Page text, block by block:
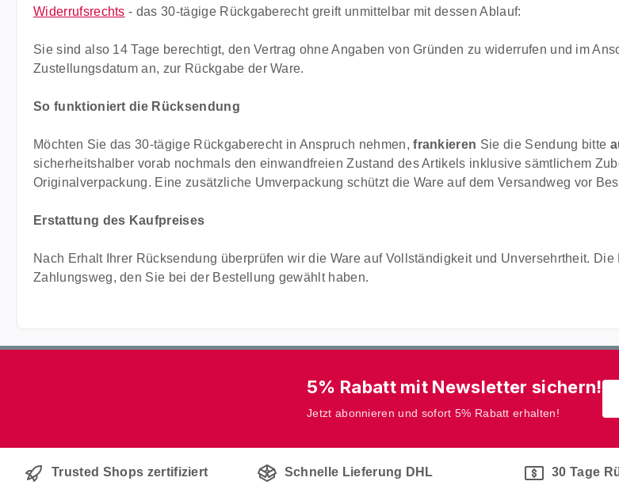
Widerrufsrechts - das 30-tägige Rückgaberecht greift unmittelbar mit dessen Ablauf:
Sie sind also 14 Tage berechtigt, den Vertrag ohne Angaben von Gründen zu widerrufen und im
Zustellungsdatum an, zur Rückgabe der Ware.
So funktioniert die Rücksendung
Möchten Sie das 30-tägige Rückgaberecht in Anspruch nehmen,frankieren Sie die Sendung bitte
sicherheitshalber vorab nochmals den einwandfreien Zustand des Artikels inklusive sämtlichem
Originalverpackung. Eine zusätzliche Umverpackung schützt die Ware auf dem Versandweg vor
Erstattung des Kaufpreises
Nach Erhalt Ihrer Rücksendung überprüfen wir die Ware auf Vollständigkeit und Unversehrtheit.
Zahlungsweg, den Sie bei der Bestellung gewählt haben.
5% Rabatt mit Newsletter sichern!
Jetzt abonnieren und sofort 5% Rabatt erhalten!
Trusted Shops zertifiziert Schnelle Lieferung DHL 30 Tage